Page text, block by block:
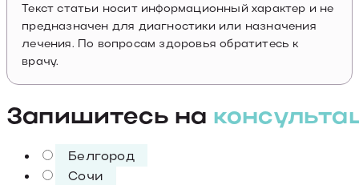
Текст статьи носит информационный характер и не
предназначен для диагностики или назначения
лечения. По вопросам здоровья обратитесь к
врачу.
Запишитесь на
Белгород
Сочи